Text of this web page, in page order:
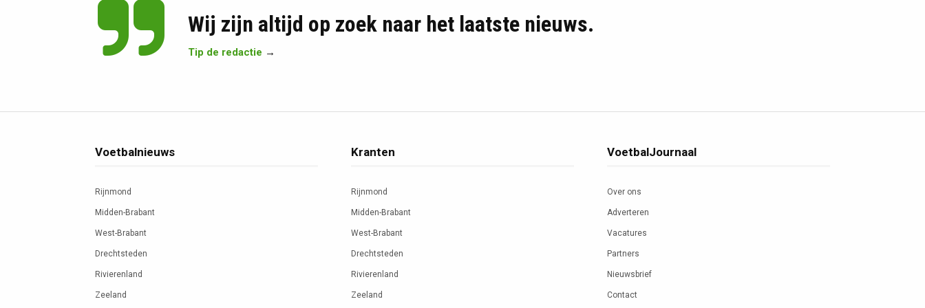
Wij zijn altijd op zoek naar het laatste nieuws.
Tip de redactie →
Voetbalnieuws
Rijnmond
Midden-Brabant
West-Brabant
Drechtsteden
Rivierenland
Zeeland
Kranten
Rijnmond
Midden-Brabant
West-Brabant
Drechtsteden
Rivierenland
Zeeland
VoetbalJournaal
Over ons
Adverteren
Vacatures
Partners
Nieuwsbrief
Contact